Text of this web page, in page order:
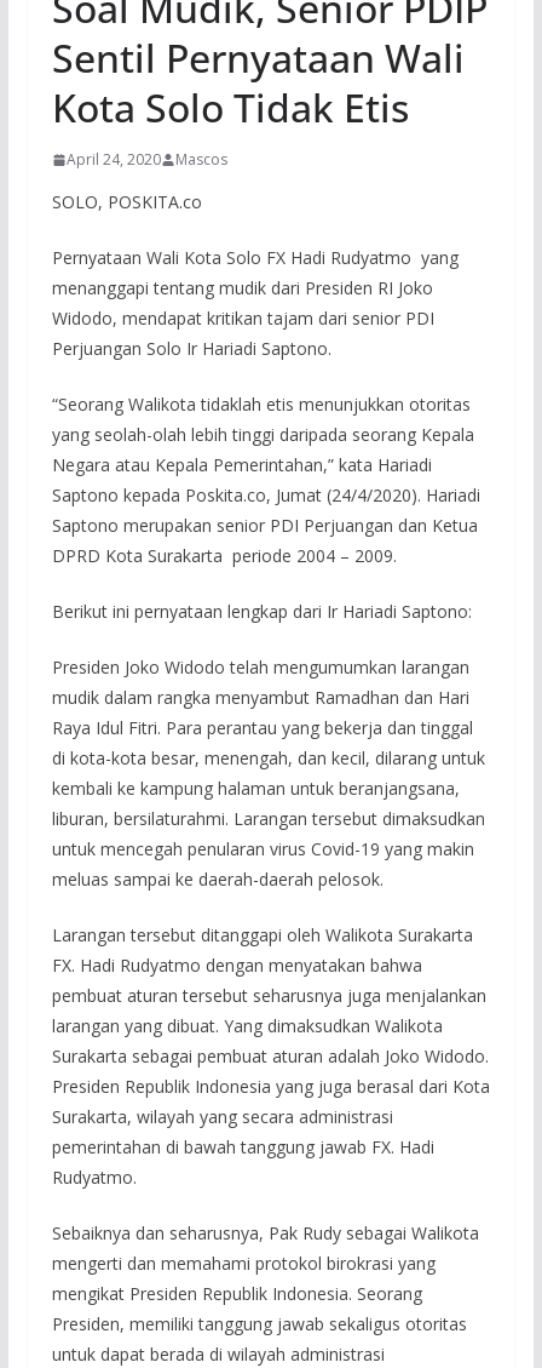
Sentil Pernyataan Wali
Kota Solo Tidak Etis
April 24, 2020 Mascos
SOLO, POSKITA.co
Pernyataan Wali Kota Solo FX Hadi Rudyatmo yang
menanggapi tentang mudik dari Presiden RI Joko
Widodo, mendapat kritikan tajam dari senior PDI
Perjuangan Solo Ir Hariadi Saptono.
“Seorang Walikota tidaklah etis menunjukkan otoritas
yang seolah-olah lebih tinggi daripada seorang Kepala
Negara atau Kepala Pemerintahan,” kata Hariadi
Saptono kepada Poskita.co, Jumat (24/4/2020). Hariadi
Saptono merupakan senior PDI Perjuangan dan Ketua
DPRD Kota Surakarta periode 2004 – 2009.
Berikut ini pernyataan lengkap dari Ir Hariadi Saptono:
Presiden Joko Widodo telah mengumumkan larangan
mudik dalam rangka menyambut Ramadhan dan Hari
Raya Idul Fitri. Para perantau yang bekerja dan tinggal
di kota-kota besar, menengah, dan kecil, dilarang untuk
kembali ke kampung halaman untuk beranjangsana,
liburan, bersilaturahmi. Larangan tersebut dimaksudkan
untuk mencegah penularan virus Covid-19 yang makin
meluas sampai ke daerah-daerah pelosok.
Larangan tersebut ditanggapi oleh Walikota Surakarta
FX. Hadi Rudyatmo dengan menyatakan bahwa
pembuat aturan tersebut seharusnya juga menjalankan
larangan yang dibuat. Yang dimaksudkan Walikota
Surakarta sebagai pembuat aturan adalah Joko Widodo.
Presiden Republik Indonesia yang juga berasal dari Kota
Surakarta, wilayah yang secara administrasi
pemerintahan di bawah tanggung jawab FX. Hadi
Rudyatmo.
Sebaiknya dan seharusnya, Pak Rudy sebagai Walikota
mengerti dan memahami protokol birokrasi yang
mengikat Presiden Republik Indonesia. Seorang
Presiden, memiliki tanggung jawab sekaligus otoritas
untuk dapat berada di wilayah administrasi